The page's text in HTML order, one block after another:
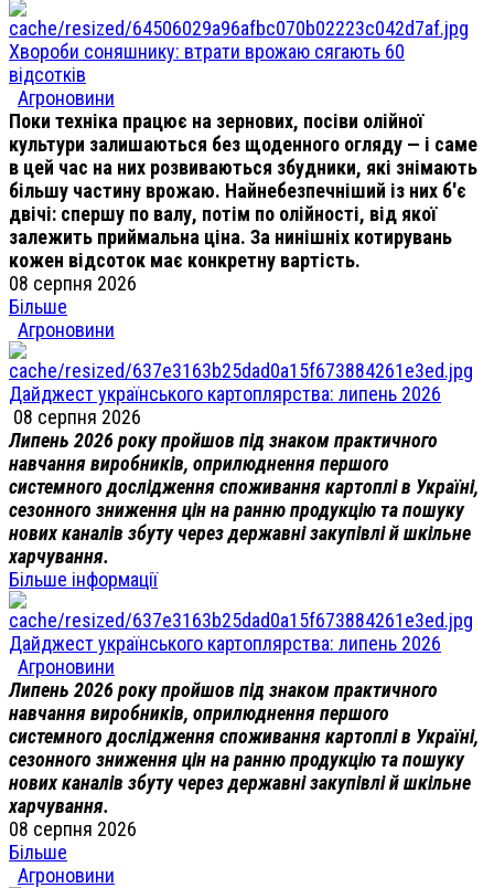
Хвороби соняшнику: втрати врожаю сягають 60
відсотків
Агроновини
Поки техніка працює на зернових, посіви олійної
культури залишаються без щоденного огляду — і саме
в цей час на них розвиваються збудники, які знімають
більшу частину врожаю. Найнебезпечніший із них б'є
двічі: спершу по валу, потім по олійності, від якої
залежить приймальна ціна. За нинішніх котирувань
кожен відсоток має конкретну вартість.
08 серпня 2026
Більше
Агроновини
Дайджест українського картоплярства: липень 2026
08 серпня 2026
Липень 2026 року пройшов під знаком практичного
навчання виробників, оприлюднення першого
системного дослідження споживання картоплі в Україні,
сезонного зниження цін на ранню продукцію та пошуку
нових каналів збуту через державні закупівлі й шкільне
харчування.
Більше інформації
Дайджест українського картоплярства: липень 2026
Агроновини
Липень 2026 року пройшов під знаком практичного
навчання виробників, оприлюднення першого
системного дослідження споживання картоплі в Україні,
сезонного зниження цін на ранню продукцію та пошуку
нових каналів збуту через державні закупівлі й шкільне
харчування.
08 серпня 2026
Більше
Агроновини